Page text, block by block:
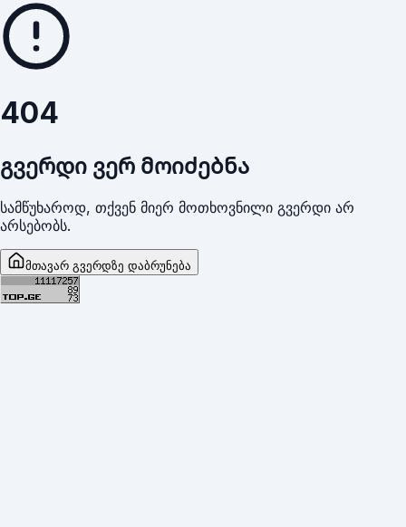
404
გვერდი ვერ მოიძებნა
სამწუხაროდ, თქვენ მიერ მოთხოვნილი გვერდი არ
არსებობს.
მთავარ გვერდზე დაბრუნება